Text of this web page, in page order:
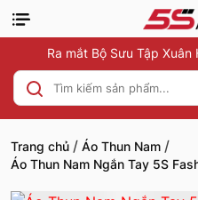
Ra mắt Bộ Sưu Tập
Trang chủ / Áo Thun Nam /
Áo Thun Nam Ngắn Tay 5S